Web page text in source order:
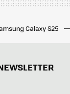
Galaxy S25